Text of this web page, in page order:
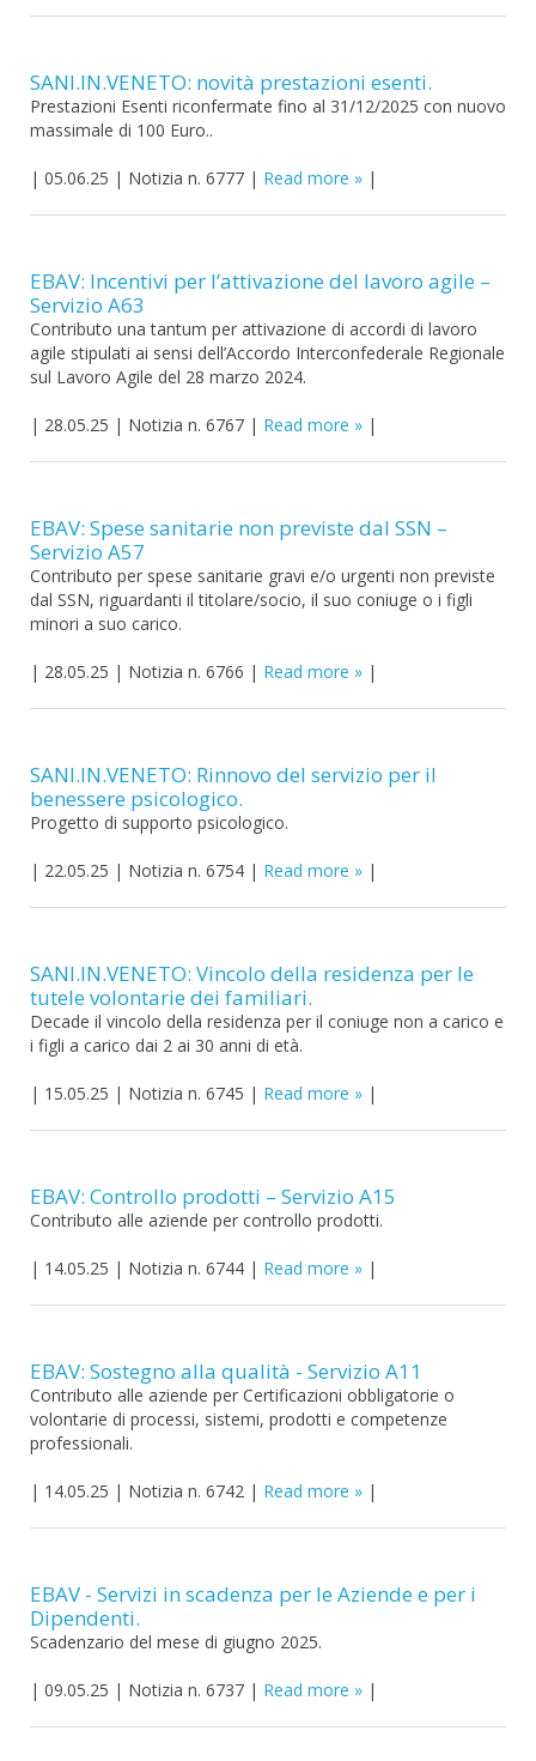
SANI.IN.VENETO: novità prestazioni esenti.
Prestazioni Esenti riconfermate fino al 31/12/2025 con nuovo
massimale di 100 Euro..
| 05.06.25 | Notizia n. 6777 | Read more |
EBAV: Incentivi per l’attivazione del lavoro agile –
Servizio A63
Contributo una tantum per attivazione di accordi di lavoro
agile stipulati ai sensi dell’Accordo Interconfederale Regionale
sul Lavoro Agile del 28 marzo 2024.
| 28.05.25 | Notizia n. 6767 | Read more |
EBAV: Spese sanitarie non previste dal SSN –
Servizio A57
Contributo per spese sanitarie gravi e/o urgenti non previste
dal SSN, riguardanti il titolare/socio, il suo coniuge o i figli
minori a suo carico.
| 28.05.25 | Notizia n. 6766 | Read more |
SANI.IN.VENETO: Rinnovo del servizio per il
benessere psicologico.
Progetto di supporto psicologico.
| 22.05.25 | Notizia n. 6754 | Read more |
SANI.IN.VENETO: Vincolo della residenza per le
tutele volontarie dei familiari.
Decade il vincolo della residenza per il coniuge non a carico e
i figli a carico dai 2 ai 30 anni di età.
| 15.05.25 | Notizia n. 6745 | Read more |
EBAV: Controllo prodotti – Servizio A15
Contributo alle aziende per controllo prodotti.
| 14.05.25 | Notizia n. 6744 | Read more |
EBAV: Sostegno alla qualità - Servizio A11
Contributo alle aziende per Certificazioni obbligatorie o
volontarie di processi, sistemi, prodotti e competenze
professionali.
| 14.05.25 | Notizia n. 6742 | Read more |
EBAV - Servizi in scadenza per le Aziende e per i
Dipendenti.
Scadenzario del mese di giugno 2025.
| 09.05.25 | Notizia n. 6737 | Read more |